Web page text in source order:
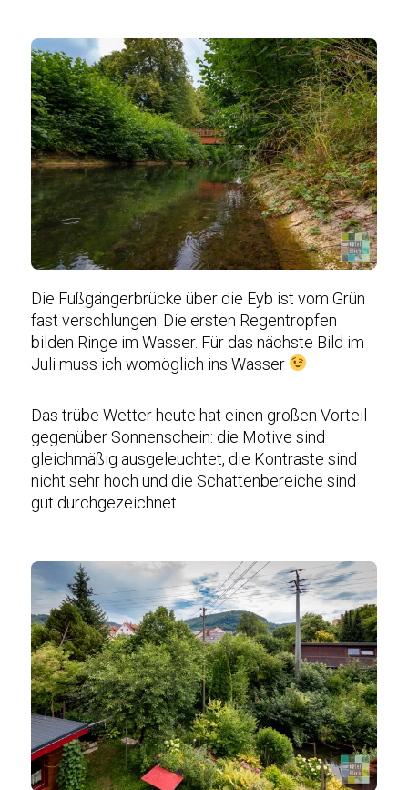
Die Fußgängerbrücke über die Eyb ist vom Grün
fast verschlungen. Die ersten Regentropfen
bilden Ringe im Wasser. Für das nächste Bild im
Juli muss ich womöglich ins Wasser
Das trübe Wetter heute hat einen großen Vorteil
gegenüber Sonnenschein: die Motive sind
gleichmäßig ausgeleuchtet, die Kontraste sind
nicht sehr hoch und die Schattenbereiche sind
gut durchgezeichnet.